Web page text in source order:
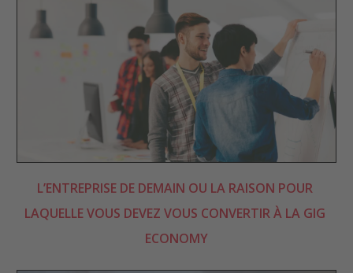
L’ENTREPRISE DE DEMAIN OU LA RAISON POUR
LAQUELLE VOUS DEVEZ VOUS CONVERTIR À LA GIG
ECONOMY